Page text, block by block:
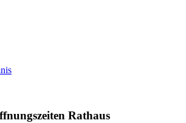
Rathaus